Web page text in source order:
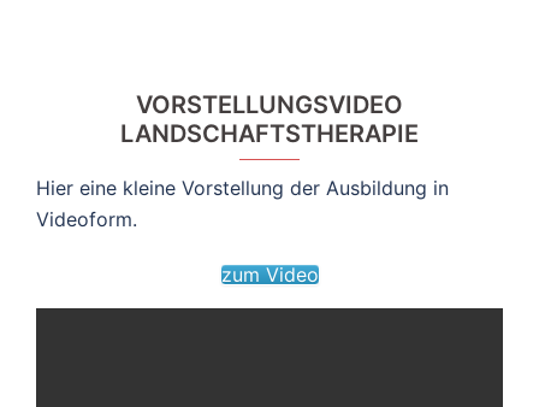
VORSTELLUNGSVIDEO
LANDSCHAFTSTHERAPIE
Hier eine kleine Vorstellung der Ausbildung in
Videoform.
zum Video